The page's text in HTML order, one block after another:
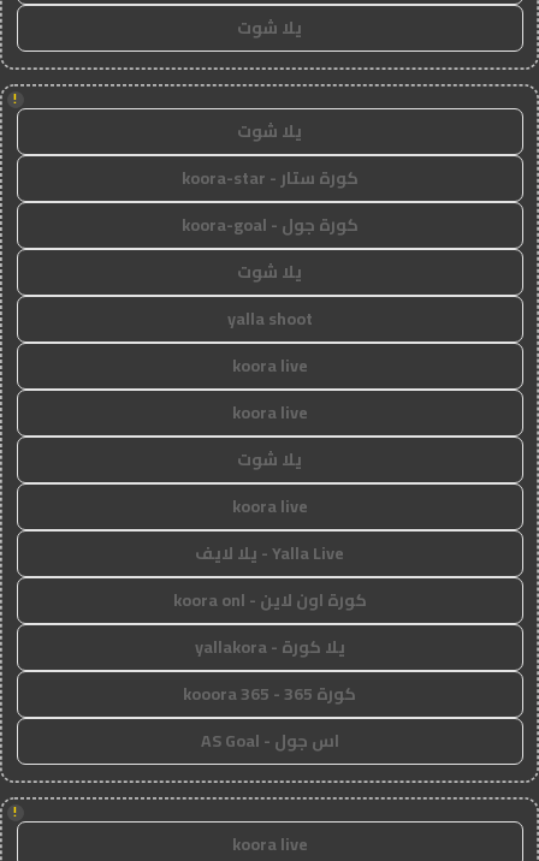
يلا شوت
!
يلا شوت
كورة ستار - koora-star
كورة جول - koora-goal
يلا شوت
yalla shoot
koora live
koora live
يلا شوت
koora live
Yalla Live - يلا لايف
كورة اون لاين - koora onl
يلا كورة - yallakora
كورة 365 - kooora 365
اس جول - AS Goal
!
koora live